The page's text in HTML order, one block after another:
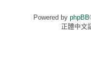
Powered by phpBB
正體中文